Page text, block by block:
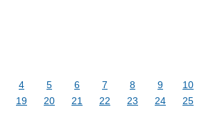
4 5 6 7 8 9
10
19 20 21 22 23 24
25